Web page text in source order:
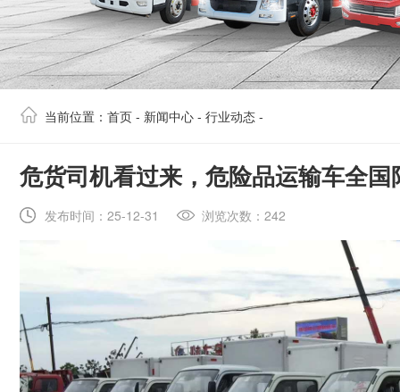
当前位置： 首页 - 新闻中心 - 行业动态 -
危货司机看过来，危险品运输车全
发布时间：25-12-31 浏览次数：242